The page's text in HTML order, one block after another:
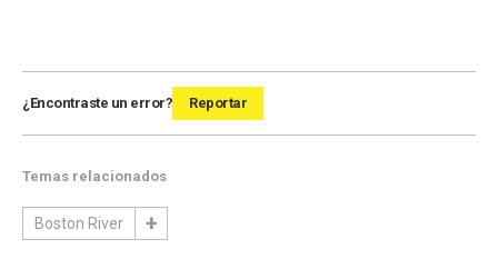
¿Encontraste un error? Reportar
Temas relacionados
Boston River